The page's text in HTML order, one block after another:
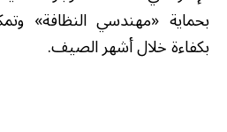
بحماية «مهندسي النظافة»
بكفاءة خلال أشهر الصيف.